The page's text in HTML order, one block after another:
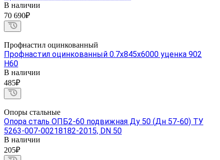
В наличии
70 690₽
Профнастил оцинкованный
Профнастил оцинкованный 0.7х845х6000 уценка 902
Н60
В наличии
485₽
Опоры стальные
Опора сталь ОПБ2-60 подвижная Ду 50 (Дн 57-60) ТУ
5263-007-00218182-2015, DN 50
В наличии
205₽